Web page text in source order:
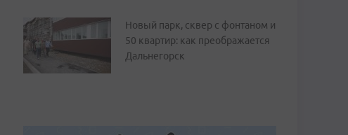
Новый парк, сквер с фонтаном и
50 квартир: как преображается
Дальнегорск